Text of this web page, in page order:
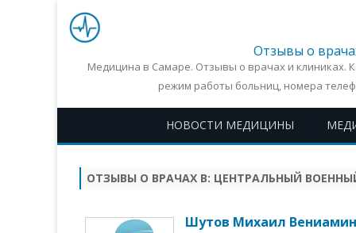
Отзывы о
Медицина в Самаре. Отзывы о врачах и клиниках.
режим работы больниц, номера
НОВОСТИ МЕДИЦИНЫ
ОТЗЫВЫ О ВРАЧАХ В: ЦЕНТРАЛЬНЫЙ
Шутов Михаил